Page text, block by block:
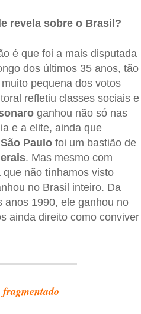
revela sobre o Brasil?
é que foi a mais disputada
dos últimos 35 anos, tão
pequena dos votos
refletiu classes sociais e
ganhou não só nas
e a elite, ainda que
São Paulofoi um bastião de
. Mas mesmo com
não tínhamos visto
no Brasil inteiro. Da
anos 1990, ele ganhou no
ainda direito como conviver